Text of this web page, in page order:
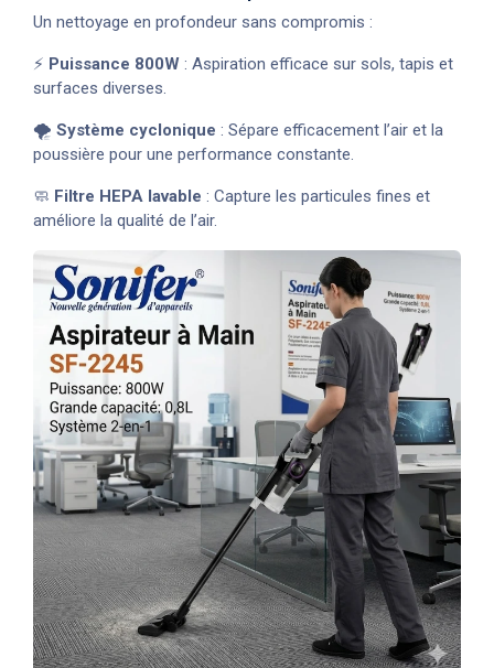
Un nettoyage en profondeur sans compromis :
⚡ Puissance 800W : Aspiration efficace sur sols, tapis et
surfaces diverses.
🌪️ Système cyclonique : Sépare efficacement l’air et la
poussière pour une performance constante.
🧼 Filtre HEPA lavable : Capture les particules fines et
améliore la qualité de l’air.